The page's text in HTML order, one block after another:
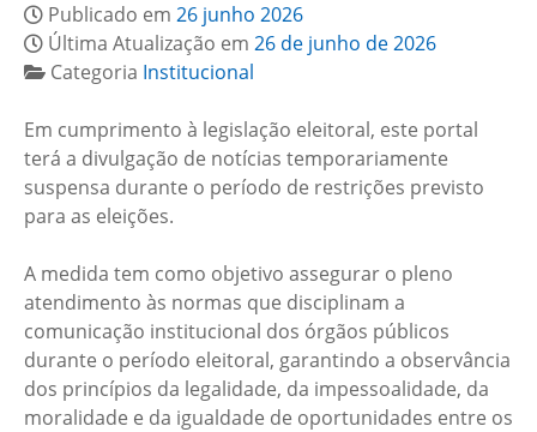
Publicado em 26 junho 2026
Última Atualização em 26 de junho de 2026
Categoria Institucional
Em cumprimento à legislação eleitoral, este portal
terá a divulgação de notícias temporariamente
suspensa durante o período de restrições previsto
para as eleições.
A medida tem como objetivo assegurar o pleno
atendimento às normas que disciplinam a
comunicação institucional dos órgãos públicos
durante o período eleitoral, garantindo a observância
dos princípios da legalidade, da impessoalidade, da
moralidade e da igualdade de oportunidades entre os